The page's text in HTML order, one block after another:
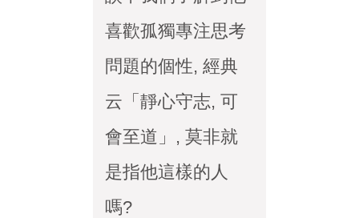
喜歡孤獨專注思考
問題的個性, 經典
云「靜心守志, 可
會至道」, 莫非就
是指他這樣的人
嗎?